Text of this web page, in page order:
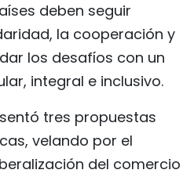
deben seguir
la cooperación y
los desafíos con un
integral e inclusivo.
tres propuestas
velando por el
del comercio